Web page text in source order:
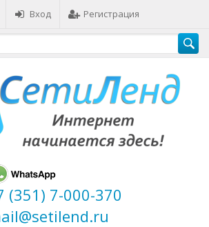
Вход Регистрация
(351) 7-000-370